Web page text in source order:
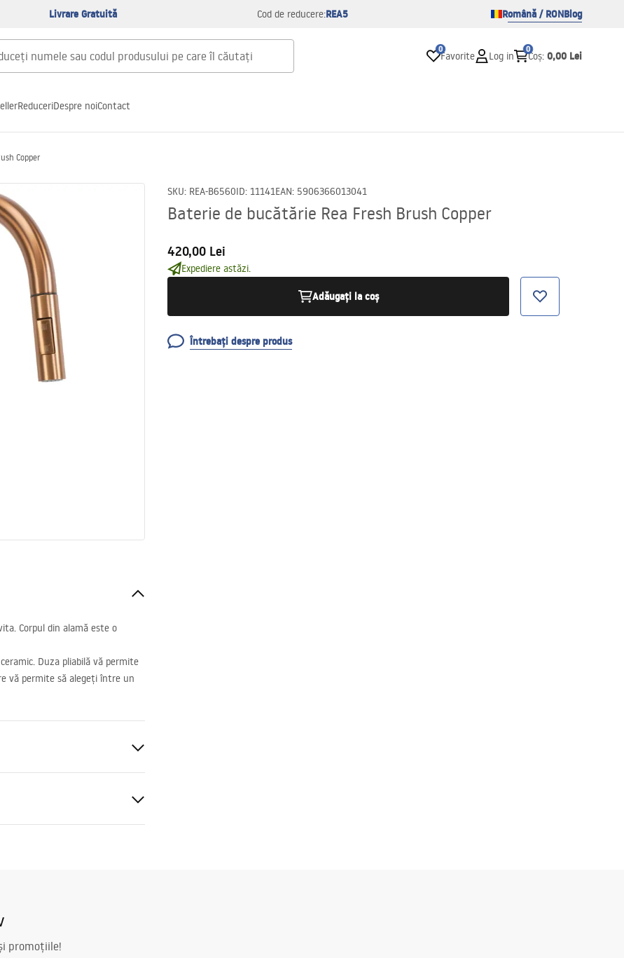
Livrare Gratuită Cod de reducere:REA5 Română / RONBlog
0
Favorite Log in
0
Coș: 0,00 Lei
ReduceriDespre noiContact
Copper
SKU: REA-B6560ID: 11141EAN: 5906366013041
Baterie de bucătărie Rea Fresh Brush Copper
420,00 Lei
Expediere astăzi.
Adăugați la coș
Întrebați despre produs
Corpul din alamă este o
Duza pliabilă vă permite
vă permite să alegeți între un
promoțiile!